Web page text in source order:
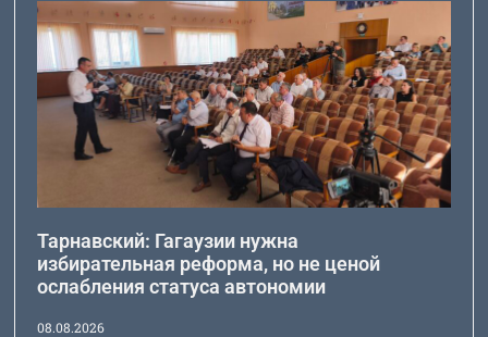
Тарнавский: Гагаузии нужна
избирательная реформа, но не ценой
ослабления статуса автономии
08.08.2026